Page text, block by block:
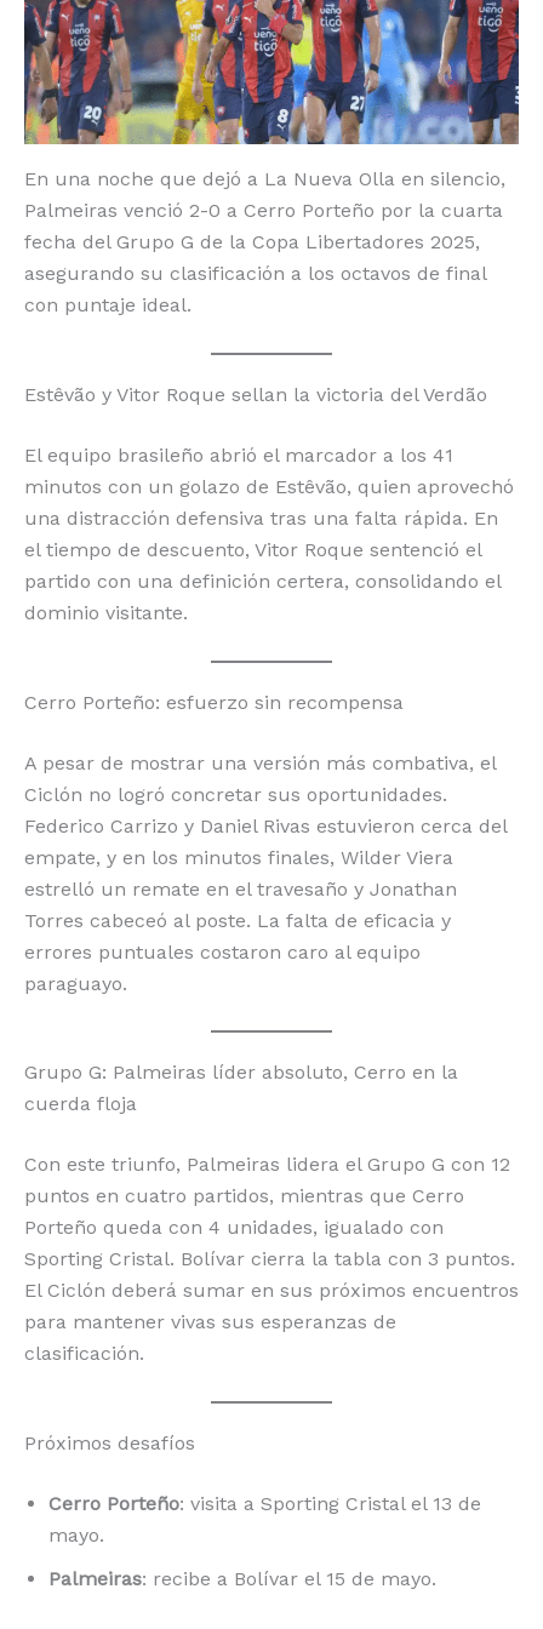
o
k
p
k r
En una noche que dejó a La Nueva Olla en silencio,
Palmeiras venció 2-0 a Cerro Porteño por la cuarta
fecha del Grupo G de la Copa Libertadores 2025,
asegurando su clasificación a los octavos de final
con puntaje ideal.
Estêvão y Vitor Roque sellan la victoria del Verdão
El equipo brasileño abrió el marcador a los 41
minutos con un golazo de Estêvão, quien aprovechó
una distracción defensiva tras una falta rápida. En
el tiempo de descuento, Vitor Roque sentenció el
partido con una definición certera, consolidando el
dominio visitante.
Cerro Porteño: esfuerzo sin recompensa
A pesar de mostrar una versión más combativa, el
Ciclón no logró concretar sus oportunidades.
Federico Carrizo y Daniel Rivas estuvieron cerca del
empate, y en los minutos finales, Wilder Viera
estrelló un remate en el travesaño y Jonathan
Torres cabeceó al poste. La falta de eficacia y
errores puntuales costaron caro al equipo
paraguayo.
Grupo G: Palmeiras líder absoluto, Cerro en la
cuerda floja
Con este triunfo, Palmeiras lidera el Grupo G con 12
puntos en cuatro partidos, mientras que Cerro
Porteño queda con 4 unidades, igualado con
Sporting Cristal. Bolívar cierra la tabla con 3 puntos.
El Ciclón deberá sumar en sus próximos encuentros
para mantener vivas sus esperanzas de
clasificación.
Próximos desafíos
Cerro Porteño: visita a Sporting Cristal el 13 de
mayo.
Palmeiras: recibe a Bolívar el 15 de mayo.